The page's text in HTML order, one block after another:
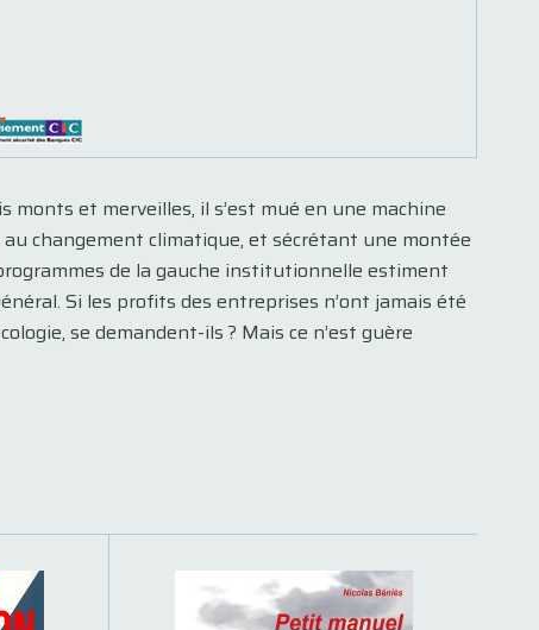
et merveilles, il s’est mué en une machine
changement climatique, et sécrétant une montée
de la gauche institutionnelle estiment
Si les profits des entreprises n’ont jamais été
se demandent-ils ? Mais ce n’est guère